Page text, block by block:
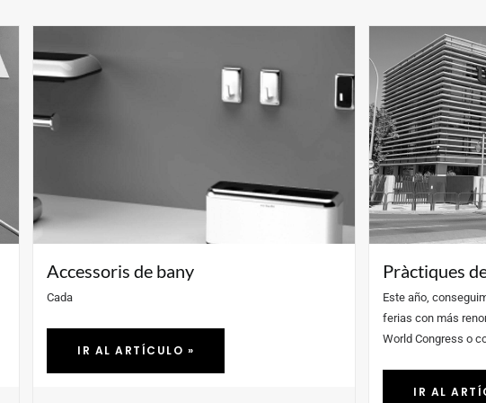
Steak Master by Teka
El desenvolupament del forn Steakmaster va ser un repte
Desafiant
Crear. Codificar.
dividit no és l'única
comoditat...
IR AL